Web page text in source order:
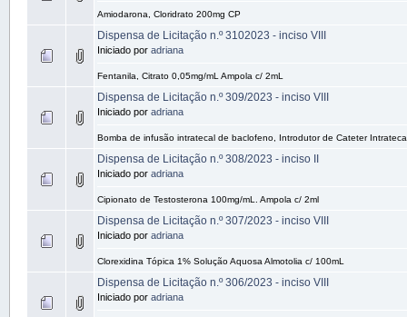
Amiodarona, Cloridrato 200mg CP
Dispensa de Licitação n.º 3102023 - inciso VIII
Iniciado por adriana
Fentanila, Citrato 0,05mg/mL Ampola c/ 2mL
Dispensa de Licitação n.º 309/2023 - inciso VIII
Iniciado por adriana
Bomba de infusão intratecal de baclofeno, Introdutor de Cateter
Dispensa de Licitação n.º 308/2023 - inciso II
Iniciado por adriana
Cipionato de Testosterona 100mg/mL. Ampola c/ 2ml
Dispensa de Licitação n.º 307/2023 - inciso VIII
Iniciado por adriana
Clorexidina Tópica 1% Solução Aquosa Almotolia c/ 100mL
Dispensa de Licitação n.º 306/2023 - inciso VIII
Iniciado por adriana